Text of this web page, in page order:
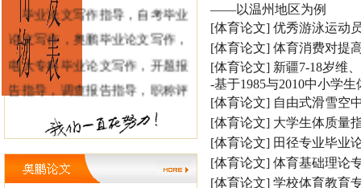
毕业论文写作指导，自考毕业
论文写作，奥鹏毕业论文写作，
电大专科毕业论文写作，开题报
告指导，调查报告指导，职称评
审，职称论文发表。 毕业论文指
导QQ: 498886956 ，438160317信
箱：tianshanxiezuo@126.com 职
——以温州地区为例
[体育论文] 优秀游泳运动
[体育论文] 体育消费对提
[体育论文] 新疆7-18岁维
-基于1985与2010中小学
[体育论文] 自由式滑雪空
[体育论文] 大学生体质量
[体育论文] 田径专业毕业
[体育论文] 体育基础理论
[体育论文] 学校体育教育